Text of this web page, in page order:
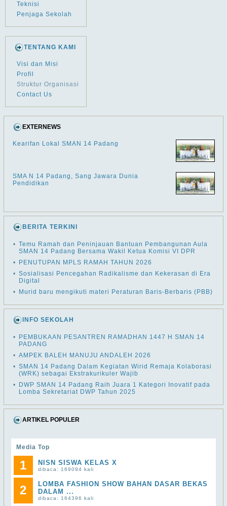
Teknisi
Penjaga Sekolah
TENTANG KAMI
Visi dan Misi
Profil
Struktur Organisasi
Contact Us
EXTERNEWS
Kearifan Lokal SMAN 14 Padang
SMA N 14 Padang, Sang Jawara Dunia
Pendidikan
BERITA TERKINI
• Temu Ramah dan Peninjauan Bantuan Pembangunan Aula
SMAN 14 Padang Bersama Wakil Ketua Komisi VI DPR
•
PENUTUPAN MPLS RAMAH TAHUN 2026
• Sosialisasi Pencegahan Radikalisme dan Kekerasan di Era
Digital
•
Murid baru mengikuti materi Peraturan Baris-Berbaris (PBB)
INFO SEKOLAH
•
PEMBUKAAN PESANTREN RAMADHAN 1447 H SMAN 14
PADANG
• AMPEK BALEH MANUJU ANDALEH 2026
• SMAN 14 Padang Dalam Kegiatan Wirid Remaja Kolaborasi
(WRK) sebagai Ekstrakurikuler Wajib
•
DWP SMAN 14 Padang Raih Juara 1 Kategori Inovatif pada
Lomba Sekretariat DWP Tahun 2025
ARTIKEL POPULER
Media Top
1 NISN SISWA KELAS X
dibaca: 169094 kali
2
LOMBA FASHION SHOW BAHAN DASAR BEKAS
DALAM ...
dibaca: 164396 kali